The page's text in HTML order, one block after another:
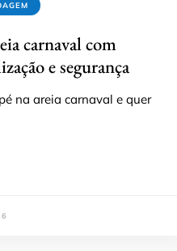
carnaval com
e segurança
na areia carnaval e quer